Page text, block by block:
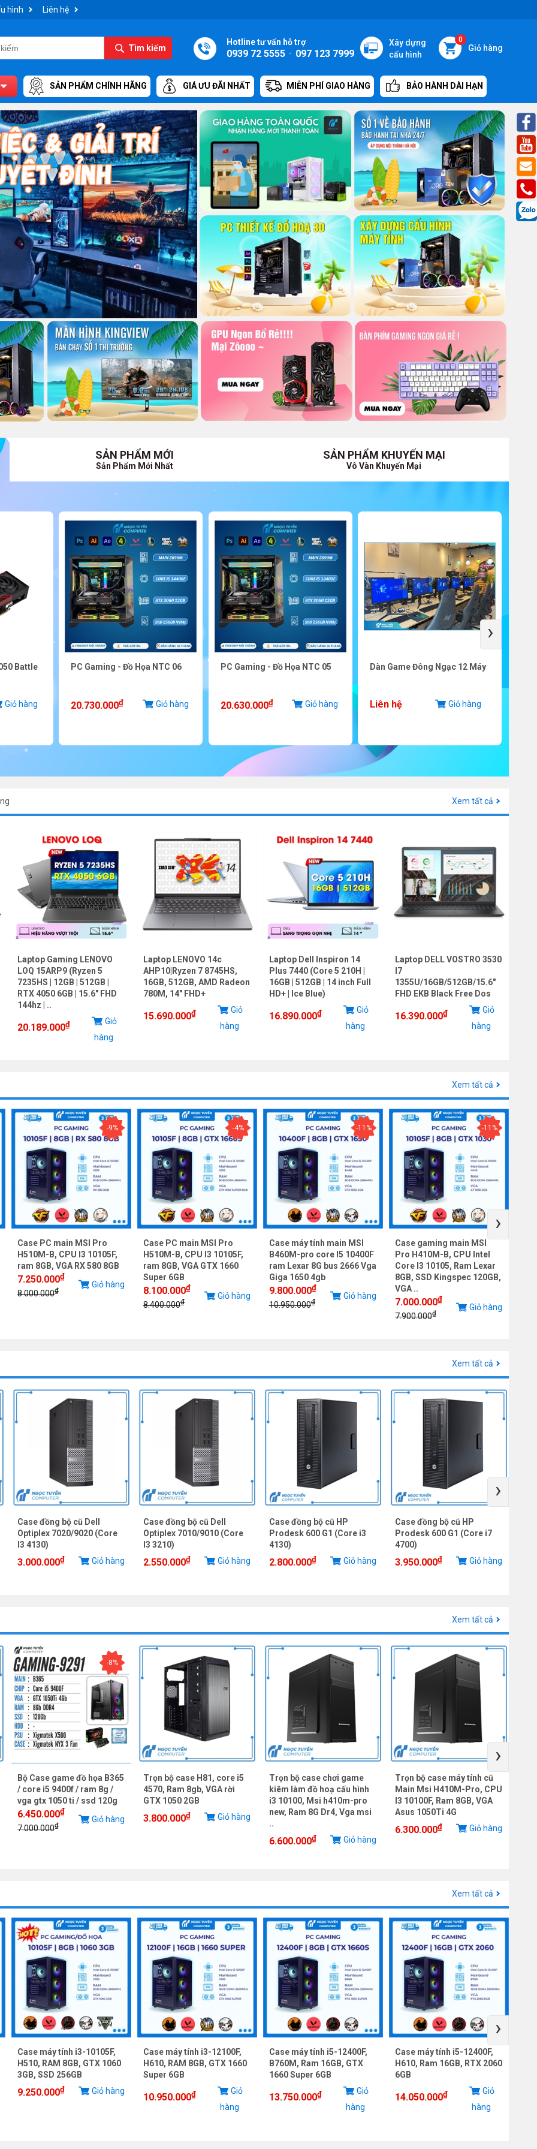
hình Liên hệ
Tìm kiếm
0
Giỏ hàng
Xây dựng
cấu hình
Hotline tư vấn hỗ trợ
0939 72 5555 - 097 123 7999
SẢN PHẨM CHÍNH HÃNG GIÁ ƯU ĐÃI NHẤT MIỄN PHÍ GIAO HÀNG BẢO HÀNH DÀI HẠN
SẢN PHẨM MỚI
Sản Phẩm Mới Nhất
SẢN PHẨM KHUYẾN MẠI
Vô Vàn Khuyến Mại
Battle
Giỏ hàng
PC Gaming - Đồ Họa NTC 06
20.730.000₫ Giỏ hàng
PC Gaming - Đồ Họa NTC 05
20.630.000₫ Giỏ hàng
Dàn Game Đông Ngạc 12 Máy
Liên hệ Giỏ hàng
›
Xem tất cả
Laptop Gaming LENOVO
LOQ 15ARP9 (Ryzen 5
7235HS | 12GB | 512GB |
RTX 4050 6GB | 15.6" FHD
144hz | ..
20.189.000₫
Giỏ
hàng
Laptop LENOVO 14c
AHP10|Ryzen 7 8745HS,
16GB, 512GB, AMD Radeon
780M, 14" FHD+
15.690.000₫
Giỏ
hàng
Laptop Dell Inspiron 14
Plus 7440 (Core 5 210H |
16GB | 512GB | 14 inch Full
HD+ | Ice Blue)
16.890.000₫
Giỏ
hàng
Laptop DELL VOSTRO 3530
I7
1355U/16GB/512GB/15.6"
FHD EKB Black Free Dos
16.390.000₫
Giỏ
hàng
Xem tất cả
-9%
Case PC main MSI Pro
H510M-B, CPU I3 10105F,
ram 8GB, VGA RX 580 8GB
7.250.000₫
8.000.000₫
Giỏ hàng
-4%
Case PC main MSI Pro
H510M-B, CPU I3 10105F,
ram 8GB, VGA GTX 1660
Super 6GB
8.100.000₫
8.400.000₫
Giỏ hàng
-11%
Case máy tính main MSI
B460M-pro core I5 10400F
ram Lexar 8G bus 2666 Vga
Giga 1650 4gb
9.800.000₫
10.950.000₫
Giỏ hàng
-11%
Case gaming main MSI
Pro H410M-B, CPU Intel
Core I3 10105, Ram Lexar
8GB, SSD Kingspec 120GB,
VGA ..
7.000.000₫
7.900.000₫
Giỏ hàng
›
Xem tất cả
Case đồng bộ cũ Dell
Optiplex 7020/9020 (Core
I3 4130)
3.000.000₫ Giỏ hàng
Case đồng bộ cũ Dell
Optiplex 7010/9010 (Core
I3 3210)
2.550.000₫ Giỏ hàng
Case đồng bộ cũ HP
Prodesk 600 G1 (Core i3
4130)
2.800.000₫ Giỏ hàng
Case đồng bộ cũ HP
Prodesk 600 G1 (Core i7
4700)
3.950.000₫ Giỏ hàng
›
Xem tất cả
-8%
Bộ Case game đồ họa B365
/ core i5 9400f / ram 8g /
vga gtx 1050 ti / ssd 120g
6.450.000₫
7.000.000₫
Giỏ hàng
Trọn bộ case H81, core i5
4570, Ram 8gb, VGA rời
GTX 1050 2GB
3.800.000₫ Giỏ hàng
Trọn bộ case chơi game
kiêm làm đồ hoạ cấu hình
i3 10100, Msi h410m-pro
new, Ram 8G Dr4, Vga msi
..
6.600.000₫ Giỏ hàng
Trọn bộ case máy tính cũ
Main Msi H410M-Pro, CPU
I3 10100F, Ram 8GB, VGA
Asus 1050Ti 4G
6.300.000₫ Giỏ hàng
›
Xem tất cả
Case máy tính i3-10105F,
H510, RAM 8GB, GTX 1060
3GB, SSD 256GB
9.250.000₫ Giỏ hàng
Case máy tính i3-12100F,
H610, RAM 8GB, GTX 1660
Super 6GB
10.950.000₫
Giỏ
hàng
Case máy tính i5-12400F,
B760M, Ram 16GB, GTX
1660 Super 6GB
13.750.000₫
Giỏ
hàng
Case máy tính i5-12400F,
H610, Ram 16GB, RTX 2060
6GB
14.050.000₫
Giỏ
hàng
›